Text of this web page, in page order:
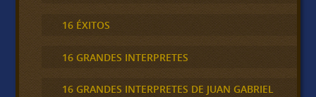
16 ÉXITOS
16 GRANDES INTERPRETES
16 GRANDES INTERPRETES DE JUAN GABRIEL